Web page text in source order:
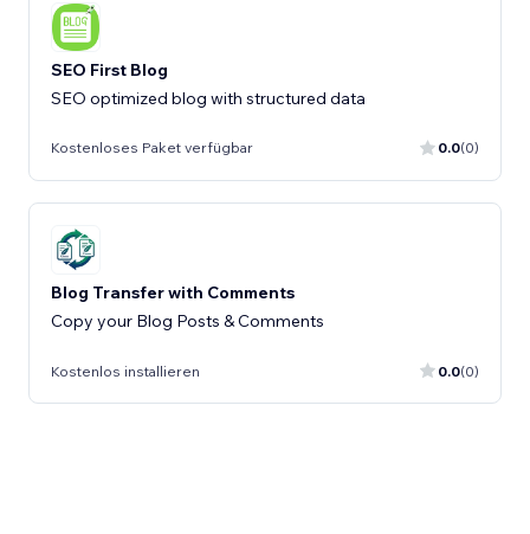
SEO First Blog
SEO optimized blog with structured data
Kostenloses Paket verfügbar 0.0(0)
Blog Transfer with Comments
Copy your Blog Posts & Comments
Kostenlos installieren 0.0(0)